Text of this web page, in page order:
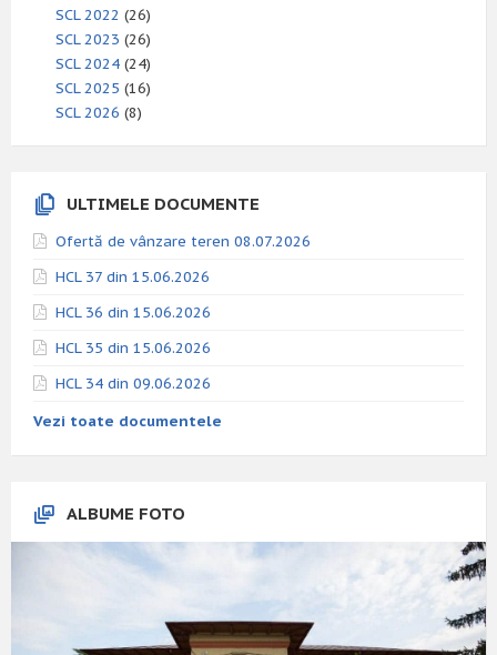
SCL 2022 (26)
SCL 2023 (26)
SCL 2024 (24)
SCL 2025 (16)
SCL 2026 (8)
ULTIMELE DOCUMENTE
Ofertă de vânzare teren 08.07.2026
HCL 37 din 15.06.2026
HCL 36 din 15.06.2026
HCL 35 din 15.06.2026
HCL 34 din 09.06.2026
Vezi toate documentele
ALBUME FOTO